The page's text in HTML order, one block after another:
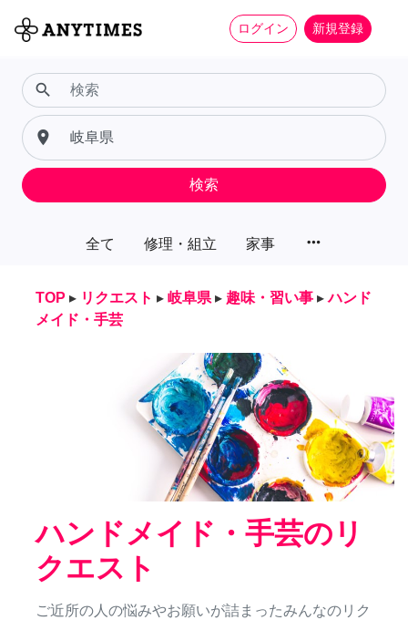
ログイン 新規登録
全て 修理・組立 家事 more_horiz
search
place
検索
TOP ▸ リクエスト ▸ 岐阜県 ▸ 趣味・習い事 ▸ ハンド
メイド・手芸
ハンドメイド・手芸のリ
クエスト
ご近所の人の悩みやお願いが詰まったみんなのリク